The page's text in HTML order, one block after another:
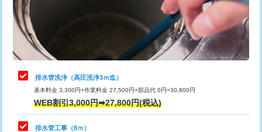
排水管工事（土の掘削・埋め戻し作
業）
11,000円~
排水管工事（排水管工事/3ｍまで） 55,000円
排水管工事（追加 排水管工事/3ｍ超
え）
マス交換（土の掘削・埋め戻し作業）
マス交換（深さ50㎝未満）
止水・漏水調査・防水処理・清掃・修
理・調整・分解・加工など（軽作業）
11,000円
止水・漏水調査・防水処理・清掃・修
理・調整・分解・加工など（中作業）
22,000円
止水・漏水調査・防水処理・清掃・修
理・調整・分解・加工など（重作業）
33,000円
その他部品の脱着
排水管洗浄（高圧洗浄3ｍ迄）
基本料金 3,300円+作業料金 27,500円+部品代 0円=30,800円
WEB割引3,000円➡27,800円(税込)
排水管工事（8ｍ）